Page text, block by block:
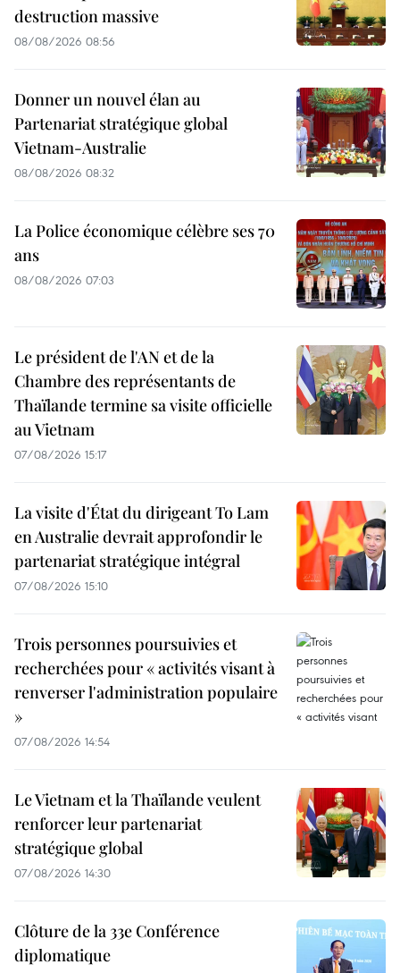
destruction massive
08/08/2026 08:56
Donner un nouvel élan au
Partenariat stratégique global
Vietnam-Australie
08/08/2026 08:32
La Police économique célèbre ses 70
ans
08/08/2026 07:03
Le président de l'AN et de la
Chambre des représentants de
Thaïlande termine sa visite officielle
au Vietnam
07/08/2026 15:17
La visite d'État du dirigeant To Lam
en Australie devrait approfondir le
partenariat stratégique intégral
07/08/2026 15:10
Trois personnes poursuivies et
recherchées pour « activités visant à
renverser l'administration populaire
»
07/08/2026 14:54
Le Vietnam et la Thaïlande veulent
renforcer leur partenariat
stratégique global
07/08/2026 14:30
Clôture de la 33e Conférence
diplomatique